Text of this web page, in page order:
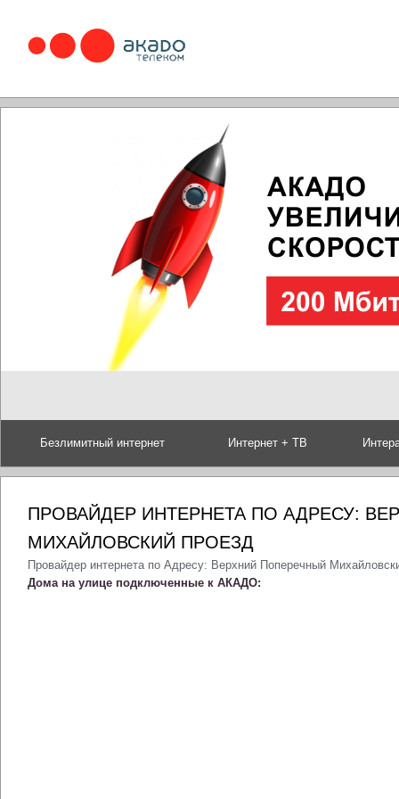
Безлимитный интернет Интернет + ТВ
ПРОВАЙДЕР ИНТЕРНЕТА ПО АДРЕСУ:
МИХАЙЛОВСКИЙ ПРОЕЗД
Провайдер интернета по Адресу: Верхний Поперечный
Дома на улице подключенные к АКАДО: